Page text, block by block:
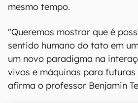
mesmo tempo.
"Queremos mostrar que é
sentido humano do tato em
um novo paradigma na
vivos e máquinas para futuras
afirma o professor Benjamin